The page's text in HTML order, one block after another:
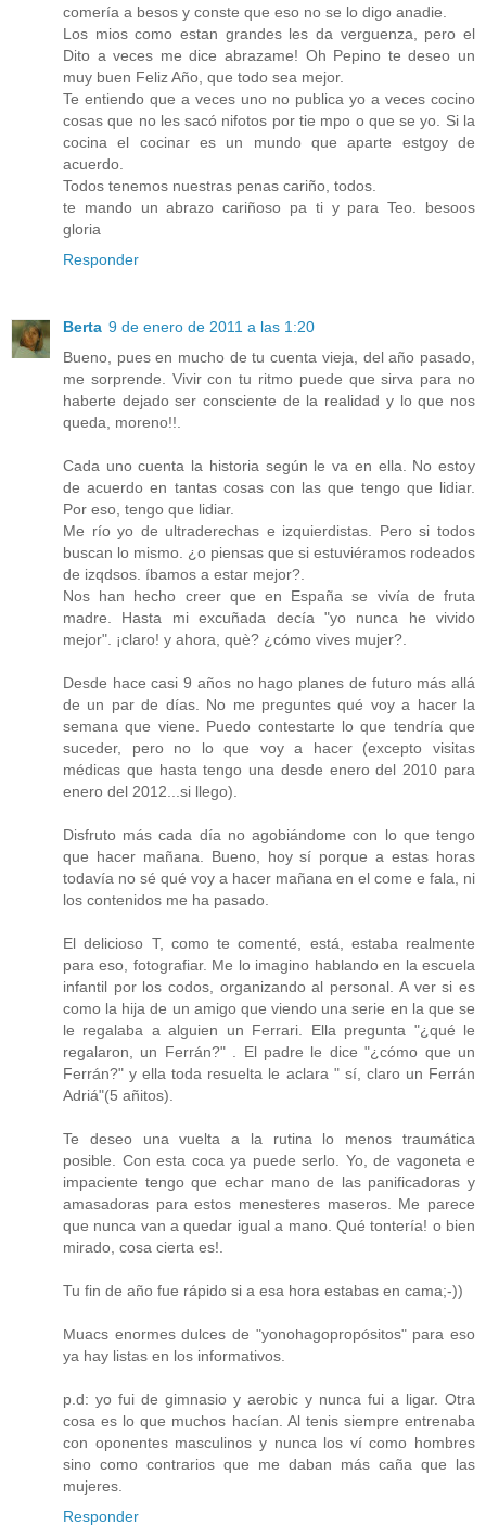
comería a besos y conste que eso no se lo digo anadie.
Los mios como estan grandes les da verguenza, pero el
Dito a veces me dice abrazame! Oh Pepino te deseo un
muy buen Feliz Año, que todo sea mejor.
Te entiendo que a veces uno no publica yo a veces cocino
cosas que no les sacó nifotos por tie mpo o que se yo. Si la
cocina el cocinar es un mundo que aparte estgoy de
acuerdo.
Todos tenemos nuestras penas cariño, todos.
te mando un abrazo cariñoso pa ti y para Teo. besoos
gloria
Responder
Berta 9 de enero de 2011 a las 1:20
Bueno, pues en mucho de tu cuenta vieja, del año pasado,
me sorprende. Vivir con tu ritmo puede que sirva para no
haberte dejado ser consciente de la realidad y lo que nos
queda, moreno!!.
Cada uno cuenta la historia según le va en ella. No estoy
de acuerdo en tantas cosas con las que tengo que lidiar.
Por eso, tengo que lidiar.
Me río yo de ultraderechas e izquierdistas. Pero si todos
buscan lo mismo. ¿o piensas que si estuviéramos rodeados
de izqdsos. íbamos a estar mejor?.
Nos han hecho creer que en España se vivía de fruta
madre. Hasta mi excuñada decía "yo nunca he vivido
mejor". ¡claro! y ahora, què? ¿cómo vives mujer?.
Desde hace casi 9 años no hago planes de futuro más allá
de un par de días. No me preguntes qué voy a hacer la
semana que viene. Puedo contestarte lo que tendría que
suceder, pero no lo que voy a hacer (excepto visitas
médicas que hasta tengo una desde enero del 2010 para
enero del 2012...si llego).
Disfruto más cada día no agobiándome con lo que tengo
que hacer mañana. Bueno, hoy sí porque a estas horas
todavía no sé qué voy a hacer mañana en el come e fala, ni
los contenidos me ha pasado.
El delicioso T, como te comenté, está, estaba realmente
para eso, fotografiar. Me lo imagino hablando en la escuela
infantil por los codos, organizando al personal. A ver si es
como la hija de un amigo que viendo una serie en la que se
le regalaba a alguien un Ferrari. Ella pregunta "¿qué le
regalaron, un Ferrán?" . El padre le dice "¿cómo que un
Ferrán?" y ella toda resuelta le aclara " sí, claro un Ferrán
Adriá"(5 añitos).
Te deseo una vuelta a la rutina lo menos traumática
posible. Con esta coca ya puede serlo. Yo, de vagoneta e
impaciente tengo que echar mano de las panificadoras y
amasadoras para estos menesteres maseros. Me parece
que nunca van a quedar igual a mano. Qué tontería! o bien
mirado, cosa cierta es!.
Tu fin de año fue rápido si a esa hora estabas en cama;-))
Muacs enormes dulces de "yonohagopropósitos" para eso
ya hay listas en los informativos.
p.d: yo fui de gimnasio y aerobic y nunca fui a ligar. Otra
cosa es lo que muchos hacían. Al tenis siempre entrenaba
con oponentes masculinos y nunca los ví como hombres
sino como contrarios que me daban más caña que las
mujeres.
Responder